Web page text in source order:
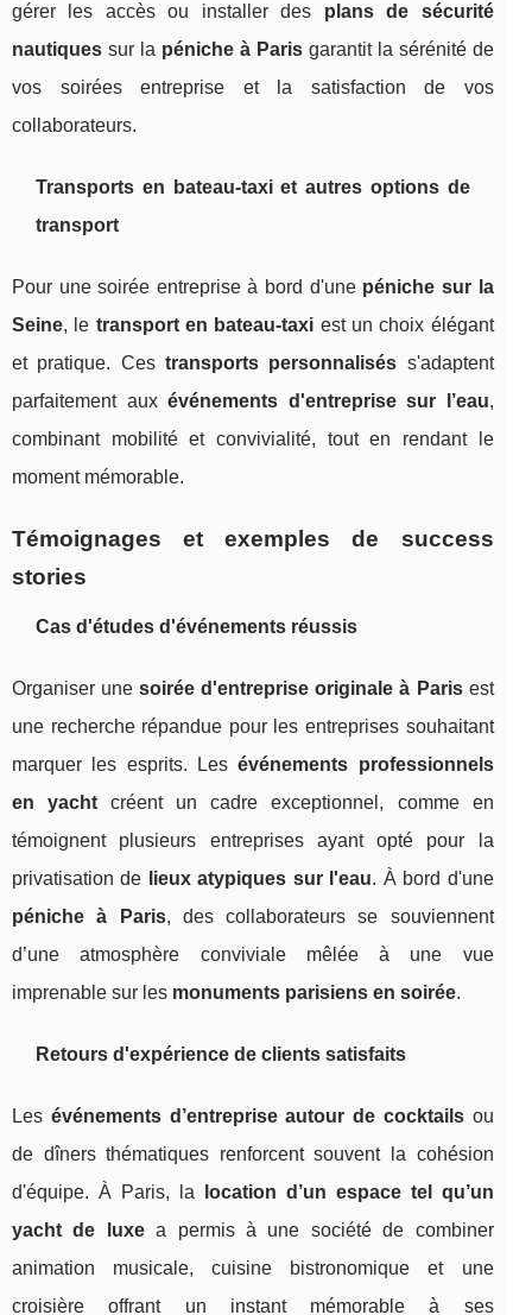
gérer les accès ou installer des plans de sécurité
nautiques sur la péniche à Parisgarantit la sérénité de
vos soirées entreprise et la satisfaction de vos
collaborateurs.
Transports en bateau-taxi et autres options de
transport
Pour une soirée entreprise à bord d'une péniche sur la
Seine, le transport en bateau-taxi est un choix élégant
et pratique. Ces transports personnalisés s'adaptent
parfaitement auxévénements d'entreprise sur l’eau,
combinant mobilité et convivialité, tout en rendant le
moment mémorable.
Témoignages et exemples de success
stories
Cas d'études d'événements réussis
Organiser unesoirée d'entreprise originale à Parisest
une recherche répandue pour les entreprises souhaitant
marquer les esprits. Lesévénements professionnels
en yacht créent un cadre exceptionnel, comme en
témoignent plusieurs entreprises ayant opté pour la
privatisation de
lieux atypiques sur l'eau. À bord d'une
péniche à Paris, des collaborateurs se souviennent
d’une atmosphère conviviale mêlée à une vue
imprenable sur les monuments parisiens en soirée.
Retours d'expérience de clients satisfaits
Les événements d’entreprise autour de cocktailsou
de dîners thématiques renforcent souvent la cohésion
d'équipe. À Paris, la
location d’un espace tel qu’un
yacht de luxea permis à une société de combiner
animation musicale, cuisine bistronomique et une
croisière offrant un instant mémorable à ses